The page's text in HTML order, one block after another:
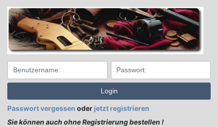
Login
Passwort vergessen oder jetzt registrieren
Sie können auch ohne Registrierung bestellen !